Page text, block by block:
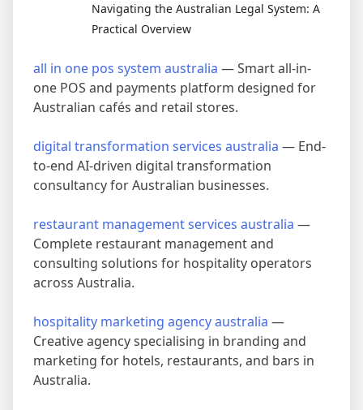
Navigating the Australian Legal System: A
Practical Overview
all in one pos system australia — Smart all-in-
one POS and payments platform designed for
Australian cafés and retail stores.
digital transformation services australia — End-
to-end AI-driven digital transformation
consultancy for Australian businesses.
restaurant management services australia —
Complete restaurant management and
consulting solutions for hospitality operators
across Australia.
hospitality marketing agency australia —
Creative agency specialising in branding and
marketing for hotels, restaurants, and bars in
Australia.